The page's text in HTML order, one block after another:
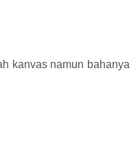
kanvas namun bahanya